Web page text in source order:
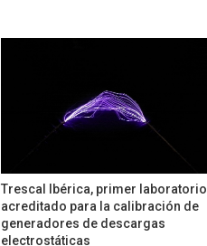
Trescal Ibérica, primer laboratorio
acreditado para la calibración de
generadores de descargas
electrostáticas